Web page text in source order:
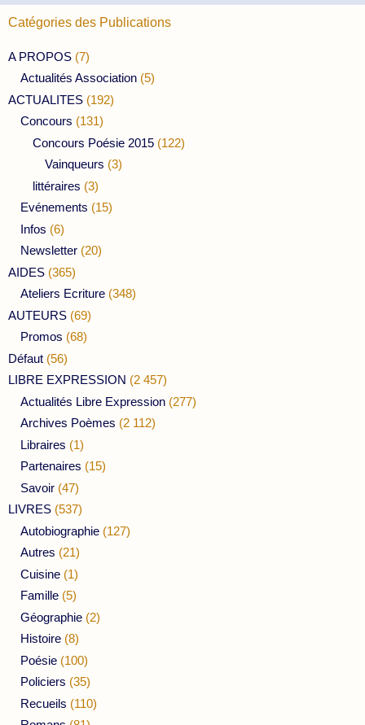
Catégories des Publications
A PROPOS (7)
Actualités Association (5)
ACTUALITES (192)
Concours (131)
Concours Poésie 2015 (122)
Vainqueurs (3)
littéraires (3)
Evénements (15)
Infos (6)
Newsletter (20)
AIDES (365)
Ateliers Ecriture (348)
AUTEURS (69)
Promos (68)
Défaut (56)
LIBRE EXPRESSION (2 457)
Actualités Libre Expression (277)
Archives Poèmes (2 112)
Libraires (1)
Partenaires (15)
Savoir (47)
LIVRES (537)
Autobiographie (127)
Autres (21)
Cuisine (1)
Famille (5)
Géographie (2)
Histoire (8)
Poésie (100)
Policiers (35)
Recueils (110)